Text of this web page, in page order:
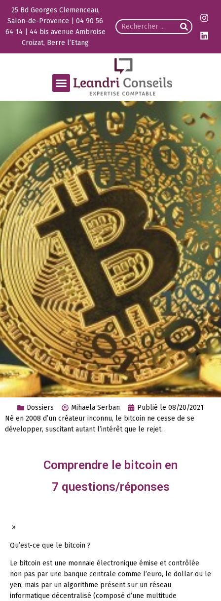
25 Bd Georges Clemenceau,
Salon-de-Provence | 04 90 56
64 14 | 44 bis avenue Ambroise
Croizat, Berre l’Etang
Dossiers Mihaela Serban Publié le 08/20/2021
Né en 2008 d’un créateur inconnu, le bitcoin ne cesse de se
développer, suscitant autant l’intérêt que le rejet.
Comprendre le bitcoin en
7 questions/réponses
»
Qu’est-ce que le bitcoin ?
Le bitcoin est une monnaie électronique émise et contrôlée
non pas par une banque centrale comme l’euro, le dollar ou le
yen, mais par un algorithme présent sur un réseau
informatique décentralisé (composé d’une multitude